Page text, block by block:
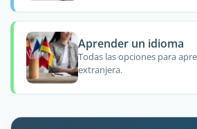
Aprender un idioma
Todas las opciones para
extranjera.